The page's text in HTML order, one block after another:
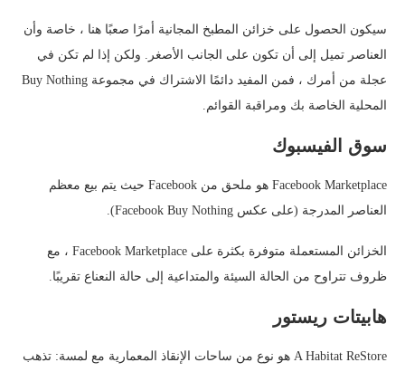
سيكون الحصول على خزائن المطبخ المجانية أمرًا صعبًا هنا ، خاصة وأن
العناصر تميل إلى أن تكون على الجانب الأصغر. ولكن إذا لم تكن في
عجلة من أمرك ، فمن المفيد دائمًا الاشتراك في مجموعة Buy Nothing
المحلية الخاصة بك ومراقبة القوائم.
سوق الفيسبوك
Facebook Marketplace هو ملحق من Facebook حيث يتم بيع معظم
العناصر المدرجة (على عكس Facebook Buy Nothing).
الخزائن المستعملة متوفرة بكثرة على Facebook Marketplace ، مع
ظروف تتراوح من الحالة السيئة والمتداعية إلى حالة النعناع تقريبًا.
هابيتات ريستور
A Habitat ReStore هو نوع من ساحات الإنقاذ المعمارية مع لمسة: تذهب